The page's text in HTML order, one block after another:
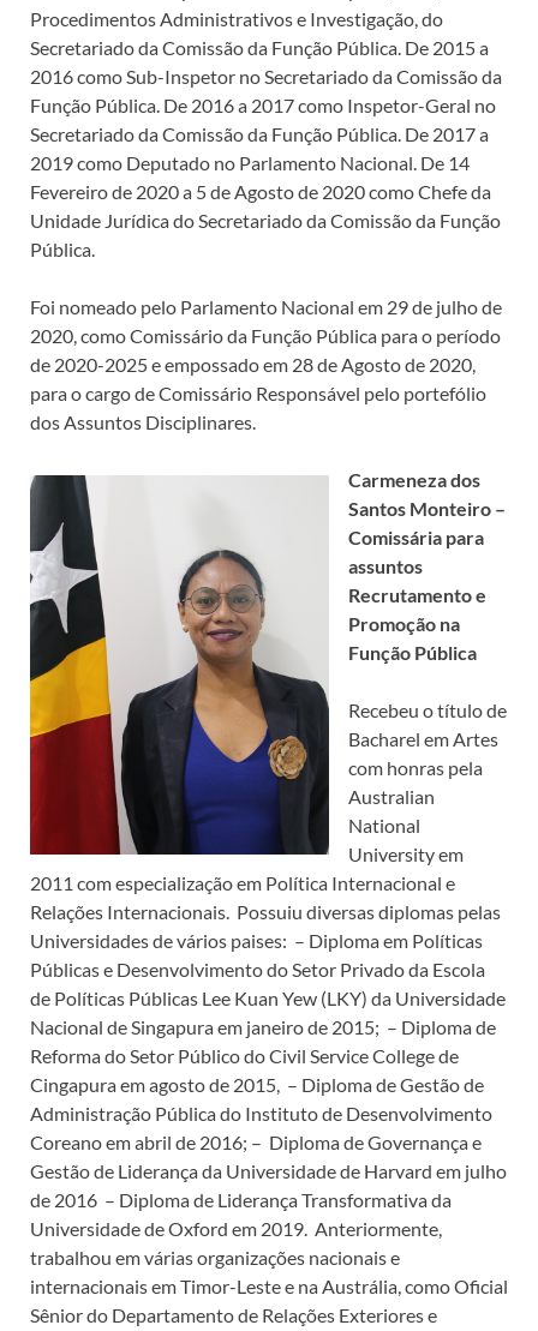
Procedimentos Administrativos e Investigação, do
Secretariado da Comissão da Função Pública. De 2015 a
2016 como Sub-Inspetor no Secretariado da Comissão da
Função Pública. De 2016 a 2017 como Inspetor-Geral no
Secretariado da Comissão da Função Pública. De 2017 a
2019 como Deputado no Parlamento Nacional. De 14
Fevereiro de 2020 a 5 de Agosto de 2020 como Chefe da
Unidade Jurídica do Secretariado da Comissão da Função
Pública.
Foi nomeado pelo Parlamento Nacional em 29 de julho de
2020, como Comissário da Função Pública para o período
de 2020-2025 e empossado em 28 de Agosto de 2020,
para o cargo de Comissário Responsável pelo portefólio
dos Assuntos Disciplinares.
Carmeneza dos
Santos Monteiro –
Comissária para
assuntos
Recrutamento e
Promoção na
Função Pública
Recebeu o título de
Bacharel em Artes
com honras pela
Australian
National
University em
2011 com especialização em Política Internacional e
Relações Internacionais. Possuiu diversas diplomas pelas
Universidades de vários paises: – Diploma em Políticas
Públicas e Desenvolvimento do Setor Privado da Escola
de Políticas Públicas Lee Kuan Yew (LKY) da Universidade
Nacional de Singapura em janeiro de 2015; – Diploma de
Reforma do Setor Público do Civil Service College de
Cingapura em agosto de 2015, – Diploma de Gestão de
Administração Pública do Instituto de Desenvolvimento
Coreano em abril de 2016; – Diploma de Governança e
Gestão de Liderança da Universidade de Harvard em julho
de 2016 – Diploma de Liderança Transformativa da
Universidade de Oxford em 2019. Anteriormente,
trabalhou em várias organizações nacionais e
internacionais em Timor-Leste e na Austrália, como Oficial
Sênior do Departamento de Relações Exteriores e